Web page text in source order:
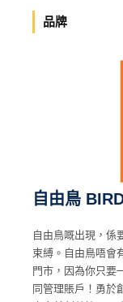
品牌
自由鳥
自由鳥嘅出現，係
束縛。自由鳥唔會
門市，因為你只要
同管理賬戶！勇於